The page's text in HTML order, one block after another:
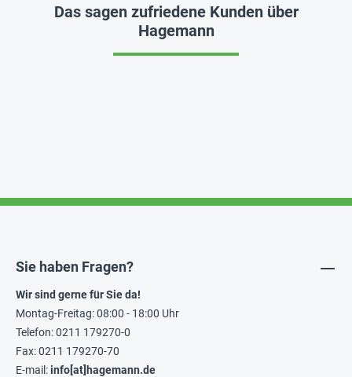
Das sagen zufriedene Kunden über
Hagemann
Sie haben Fragen?
Wir sind gerne für Sie da!
Montag-Freitag: 08:00 - 18:00 Uhr
Telefon: 0211 179270-0
Fax: 0211 179270-70
E-mail:info[at]hagemann.de